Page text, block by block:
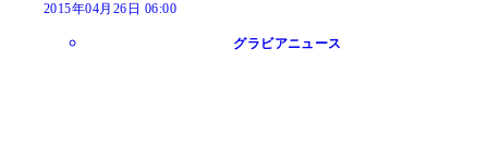
2015年04月26日 06:00
グラビアニュース